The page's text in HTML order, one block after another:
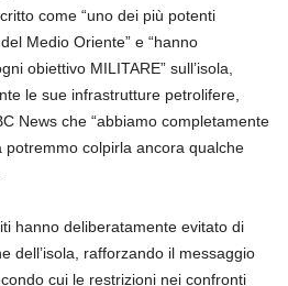
come “uno dei più potenti
Medio Oriente” e “hanno
obiettivo MILITARE” sull’isola,
le sue infrastrutture petrolifere,
News che “abbiamo completamente
potremmo colpirla ancora qualche
hanno deliberatamente evitato di
dell’isola, rafforzando il messaggio
cui le restrizioni nei confronti